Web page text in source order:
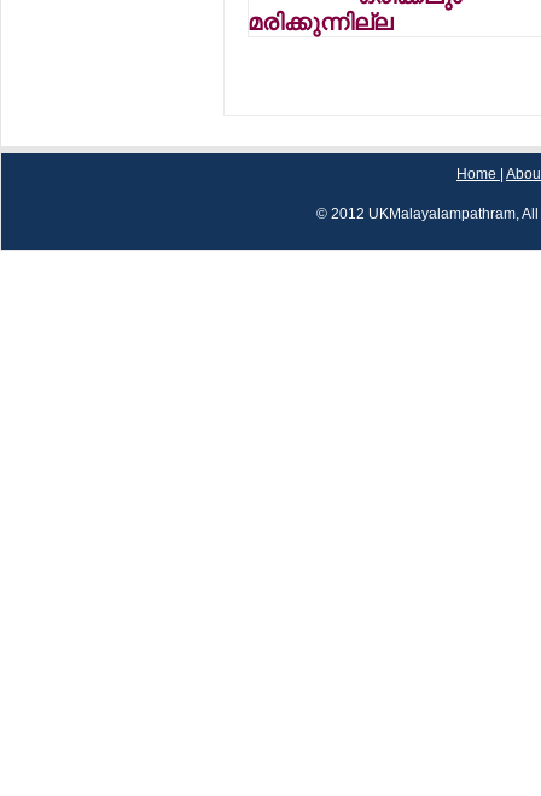
മരിക്കുന്നില്ല
Home
© 2012 UKMalayalampathram,